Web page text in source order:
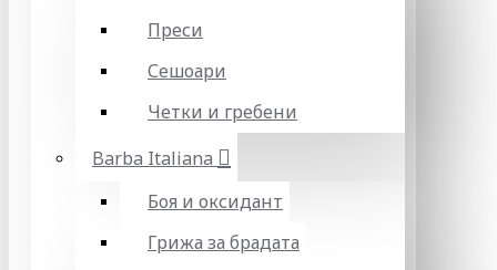
Преси
Сешоари
Четки и гребени
Barba Italiana
Боя и оксидант
Грижа за брадата